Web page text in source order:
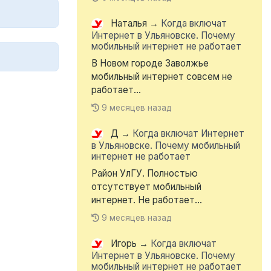
Наталья → Когда включат
Интернет в Ульяновске. Почему
мобильный интернет не работает
В Новом городе Заволжье
мобильный интернет совсем не
работает...
9 месяцев назад
Д → Когда включат Интернет
в Ульяновске. Почему мобильный
интернет не работает
Район УлГУ. Полностью
отсутствует мобильный
интернет. Не работает...
9 месяцев назад
Игорь → Когда включат
Интернет в Ульяновске. Почему
мобильный интернет не работает